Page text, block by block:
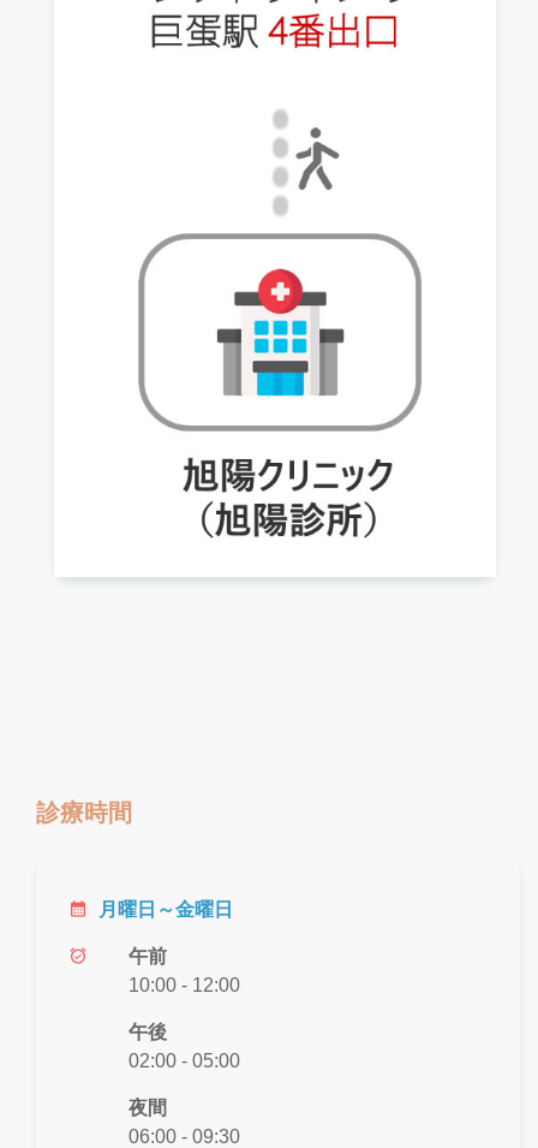
診療時間
calendar_month 月曜日～金曜日
alarm_on
午前
10:00 - 12:00
午後
02:00 - 05:00
夜間
06:00 - 09:30